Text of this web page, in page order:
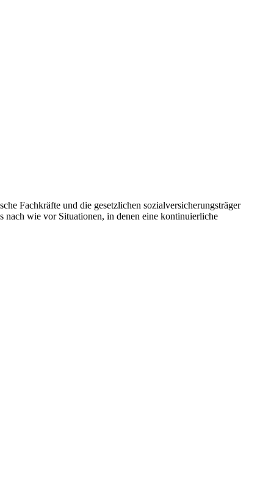
Fachkräfte und die gesetzlichen sozialversicherungsträger
wie vor Situationen, in denen eine kontinuierliche